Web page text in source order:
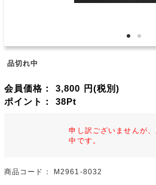
品切れ中
会員価格： 3,800 円(税別)
ポイント： 38Pt
申し訳ございませんが
中です。
商品コード： M2961-8032